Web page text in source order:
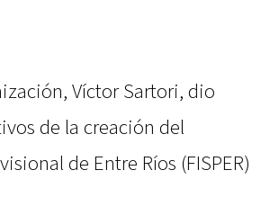
Víctor Sartori, dio
de la creación del
de Entre Ríos (FISPER)